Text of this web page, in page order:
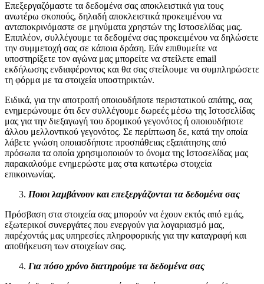
Επεξεργαζόμαστε τα δεδομένα σας αποκλειστικά για τους
ανωτέρω σκοπούς, δηλαδή αποκλειστικά προκειμένου να
ανταποκρινόμαστε σε μηνύματα χρηστών της Ιστοσελίδας μας.
Επιπλέον, συλλέγουμε τα δεδομένα σας προκειμένου να δηλώσετε
την συμμετοχή σας σε κάποια δράση. Εάν επιθυμείτε να
υποστηρίξετε τον αγώνα μας μπορείτε να στείλετε email
εκδήλωσης ενδιαφέροντος και θα σας στείλουμε να συμπληρώσετε
τη φόρμα με τα στοιχεία υποστηρικτών.
Ειδικά, για την αποτροπή οποιουδήποτε περιστατικού απάτης, σας
ενημερώνουμε ότι δεν συλλέγουμε δωρεές μέσω της Ιστοσελίδας
μας για την διεξαγωγή του δρομικού γεγονότος ή οποιουδήποτε
άλλου μελλοντικού γεγονότος. Σε περίπτωση δε, κατά την οποία
λάβετε γνώση οποιασδήποτε προσπάθειας εξαπάτησης από
πρόσωπα τα οποία χρησιμοποιούν το όνομα της Ιστοσελίδας μας
παρακαλούμε ενημερώστε μας στα κατωτέρω στοιχεία
επικοινωνίας.
Ποιοι λαμβάνουν και επεξεργάζονται τα δεδομένα σας
Πρόσβαση στα στοιχεία σας μπορούν να έχουν εκτός από εμάς,
εξωτερικοί συνεργάτες που ενεργούν για λογαριασμό μας,
παρέχοντάς μας υπηρεσίες πληροφορικής για την καταγραφή και
αποθήκευση των στοιχείων σας.
Για πόσο χρόνο διατηρούμε τα δεδομένα σας